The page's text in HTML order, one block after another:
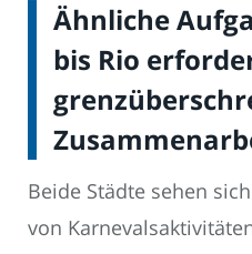
Ähnliche
bis Rio
Beide Städte sehen
von